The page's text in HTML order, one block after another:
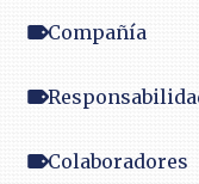
Compañía
Colaboradores